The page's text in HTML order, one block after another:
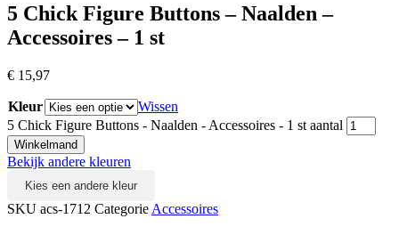
5 Chick Figure Buttons – Naalden –
Accessoires – 1 st
€ 15,97
Kleur
Wissen
5 Chick Figure Buttons - Naalden - Accessoires - 1 st aantal
Winkelmand
Bekijk andere kleuren
Kies een andere kleur
SKU acs-1712 Categorie Accessoires